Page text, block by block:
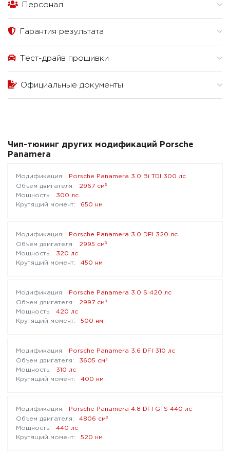
Персонал
Гарантия результата
Тест-драйв прошивки
Официальные документы
Чип-тюнинг других модификаций Porsche
Panamera
Porsche Panamera 3.0 Bi TDI 300 лс
2967 см³
300 лс
650 нм
Porsche Panamera 3.0 DFI 320 лс
2995 см³
320 лс
450 нм
Porsche Panamera 3.0 S 420 лс
2997 см³
420 лс
500 нм
Porsche Panamera 3.6 DFI 310 лс
3605 см³
310 лс
400 нм
Porsche Panamera 4.8 DFI GTS 440 лс
4806 см³
440 лс
520 нм